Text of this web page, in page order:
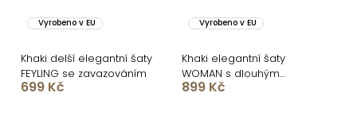
Vyrobeno v EU
Khaki delší elegantní šaty
FEYLING se zavazováním
699 Kč
Vyrobeno v EU
Khaki elegantní šaty
WOMAN s dlouhým
rukávem
899 Kč